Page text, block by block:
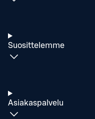
Suosittelemme
Asiakaspalvelu